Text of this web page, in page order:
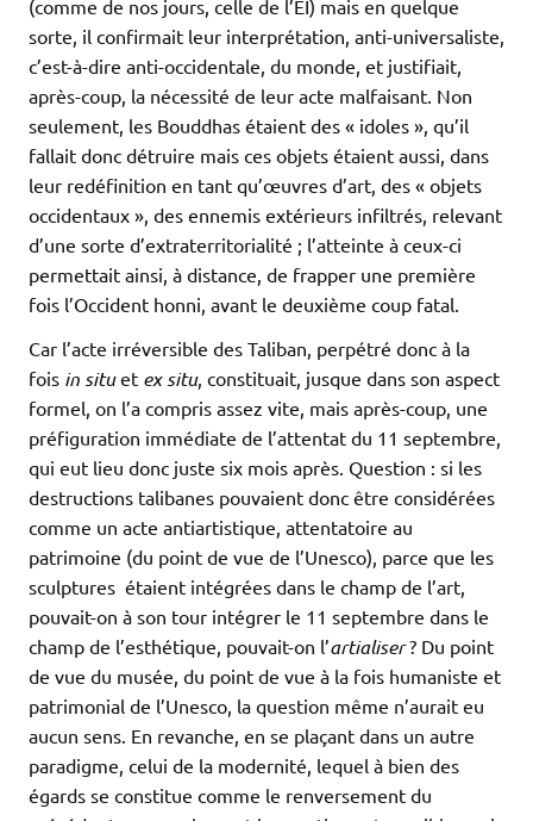
(comme de nos jours, celle de l’EI) mais en quelque
sorte, il confirmait leur interprétation, anti-universaliste,
c’est-à-dire anti-occidentale, du monde, et justifiait,
après-coup, la nécessité de leur acte malfaisant. Non
seulement, les Bouddhas étaient des « idoles », qu’il
fallait donc détruire mais ces objets étaient aussi, dans
leur redéfinition en tant qu’œuvres d’art, des « objets
occidentaux », des ennemis extérieurs infiltrés, relevant
d’une sorte d’extraterritorialité ; l’atteinte à ceux-ci
permettait ainsi, à distance, de frapper une première
fois l’Occident honni, avant le deuxième coup fatal.
Car l’acte irréversible des Taliban, perpétré donc à la
fois in situet ex situ, constituait, jusque dans son aspect
formel, on l’a compris assez vite, mais après-coup, une
préfiguration immédiate de l’attentat du 11 septembre,
qui eut lieu donc juste six mois après. Question : si les
destructions talibanes pouvaient donc être considérées
comme un acte antiartistique, attentatoire au
patrimoine (du point de vue de l’Unesco), parce que les
sculptures étaient intégrées dans le champ de l’art,
pouvait-on à son tour intégrer le 11 septembre dans le
champ de l’esthétique, pouvait-on l’artialiser? Du point
de vue du musée, du point de vue à la fois humaniste et
patrimonial de l’Unesco, la question même n’aurait eu
aucun sens. En revanche, en se plaçant dans un autre
paradigme, celui de la modernité, lequel à bien des
égards se constitue comme le renversement du